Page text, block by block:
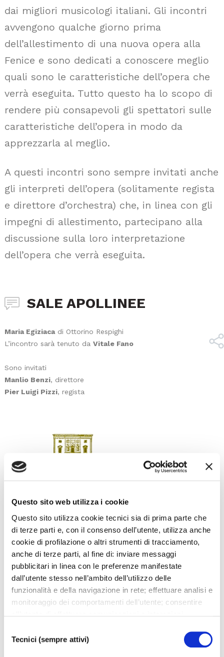
Questo sito web utilizza i cookie
Questo sito utilizza cookie tecnici sia di prima parte che
di terze parti e, con il consenso dell’utente, utilizza anche
cookie di profilazione o altri strumenti di tracciamento,
anche di terze parti, al fine di: inviare messaggi
pubblicitari in linea con le preferenze manifestate
dall’utente stesso nell’ambito dell’utilizzo delle
funzionalità e della navigazione in rete; effettuare analisi e
monitoraggio dei comportamenti dell’utente; consentire
TUTTI”, l’utente acconsente all’uso di tutti i cookie non
tecnici, inclusi quindi quelli di profilazione, analitici e
delTecnici (sempre attivi)
dai migliori musicologi italiani. Gli incontri
avvengono qualche giorno prima
dell’allestimento di una nuova opera alla
Fenice e sono dedicati a conoscere meglio
quali sono le caratteristiche dell’opera che
verrà eseguita. Tutto questo ha lo scopo di
rendere più consapevoli gli spettatori sulle
caratteristiche dell’opera in modo da
apprezzarla al meglio.
A questi incontri sono sempre invitati anche
gli interpreti dell’opera (solitamente regista
e direttore d’orchestra) che, in linea con gli
impegni di allestimento, partecipano alla
discussione sulla loro interpretazione
dell’opera che verrà eseguita.
SALE APOLLINEE
Maria Egiziaca di Ottorino Respighi
L’incontro sarà tenuto da Vitale Fano
Sono invitati
Manlio Benzi, direttore
Pier Luigi Pizzi, regista
SCARICA LOCANDINA
I prossimi eventi